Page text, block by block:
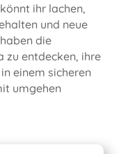
ihr lachen,
und neue
die
zu entdecken, ihre
einem sicheren
umgehen